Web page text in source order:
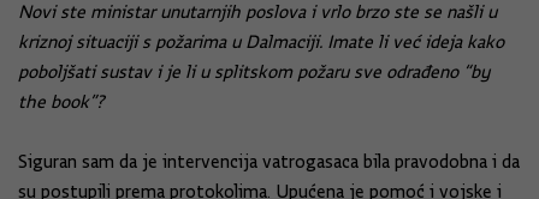
Novi ste ministar unutarnjih poslova i vrlo brzo ste se našli u
kriznoj situaciji s požarima u Dalmaciji. Imate li već ideja kako
poboljšati sustav i je li u splitskom požaru sve odrađeno “by
the book”?
Siguran sam da je intervencija vatrogasaca bila pravodobna i da
su postupili prema protokolima. Upućena je pomoć i vojske i